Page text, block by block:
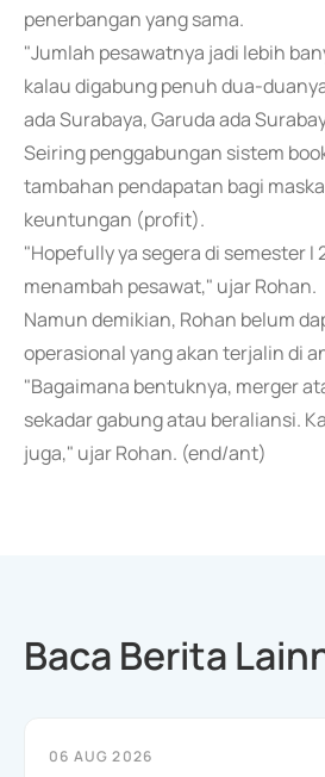
penerbangan yang sama.
"Jumlah pesawatnya jadi lebih
kalau digabung penuh dua-
ada Surabaya, Garuda ada
Seiring penggabungan sistem
tambahan pendapatan bagi
keuntungan (profit).
"Hopefully ya segera di semester
menambah pesawat," ujar Rohan.
Namun demikian, Rohan belum
operasional yang akan terjalin di
"Bagaimana bentuknya, merger
sekadar gabung atau beraliansi.
juga," ujar Rohan. (end/ant)
Baca Berita
06 AUG 2026